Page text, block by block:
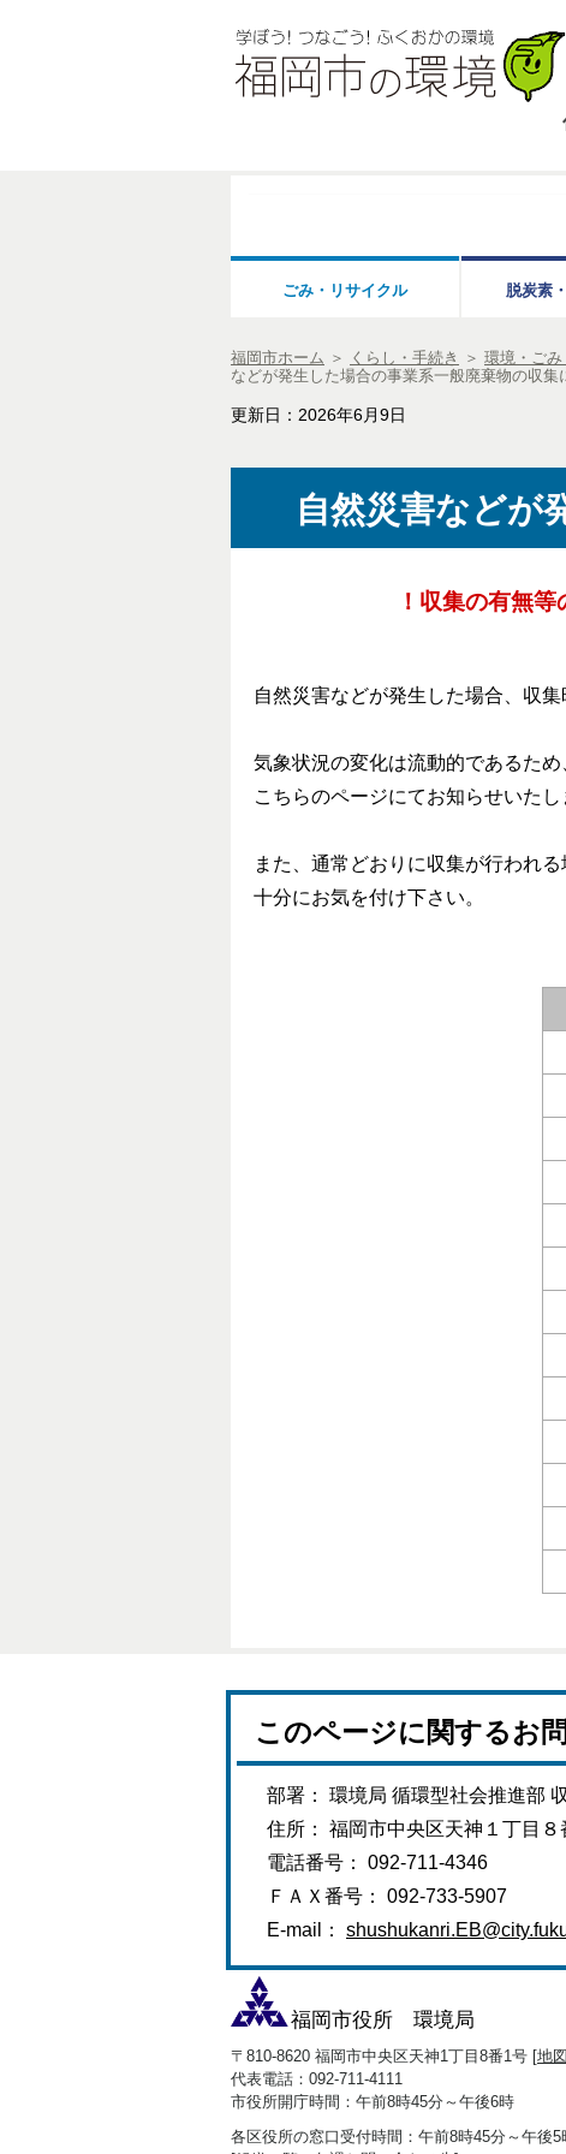
ごみ・リサイクル 脱炭素
福岡市ホーム ＞ くらし・手続き ＞ 環境・ご
などが発生した場合の事業系一般廃棄物の収集
更新日：2026年6月9日
自然災害などが
！収集の有無
自然災害などが発生した場合、収
気象状況の変化は流動的であるた
こちらのページにてお知らせいたし
また、通常どおりに収集が行われ
十分にお気を付け下さい。
このページに関するお
部署： 環境局 循環型社会推進部
住所： 福岡市中央区天神１丁目８
電話番号： 092-711-4346
ＦＡＸ番号： 092-733-5907
E-mail：
福岡市役所 環境局
〒810-8620 福岡市中央区天神1丁目8番1号 [地
代表電話：092-711-4111
市役所開庁時間：午前8時45分～午後6時
各区役所の窓口受付時間：午前8時45分～午後